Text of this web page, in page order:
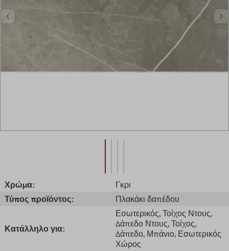
Χρώμα:
Γκρι
Τύπος προϊόντος:
Πλακάκι δαπέδου
Κατάλληλο για:
Εσωτερικός, Τοίχος Ντους,
Δάπεδο Ντους, Τοίχος,
Δάπεδο, Μπάνιο, Εσωτερικός
Χώρος